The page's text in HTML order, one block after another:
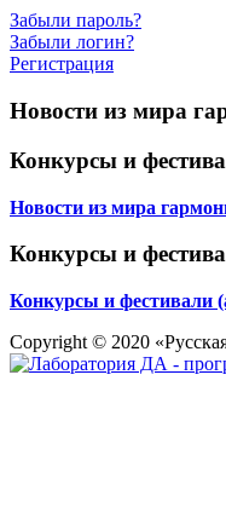
Забыли пароль?
Забыли логин?
Регистрация
Новости из мира
Конкурсы и
Новости из мира
Конкурсы и
Конкурсы и фестивали
Copyright © 2020